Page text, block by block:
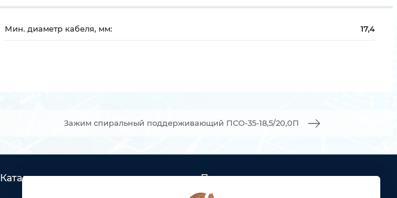
Мин. диаметр кабеля, мм: 17,4
Зажим спиральный поддерживающий ПСО-35-18,5/20,0П
Каталог товаров Подписка